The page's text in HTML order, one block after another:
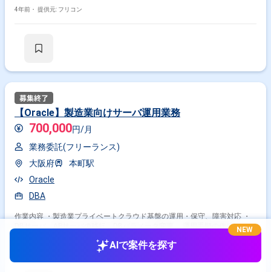
4年前・ 提供元: フリコン
【Oracle】製造業向けサーバ運用業務
700,000円/月
業務委託(フリーランス)
大阪府
本町駅
Oracle
DBA
作業内容 ・製造業プライベートクラウド基盤の運用・保守、障害対応 ・
DBサーバ、APサーバの移行、DBパラメータ変更、 運用手順の作成
AIで案件を探す
NEW